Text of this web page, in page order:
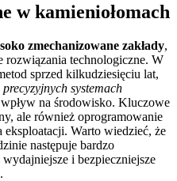
w kamieniołomach
zmechanizowane zakłady,
rozwiązania technologiczne. W
sprzed kilkudziesięciu lat,
precyzyjnych systemach
na środowisko. Kluczowe
ale również oprogramowanie
eksploatacji. Warto wiedzieć, że
następuje bardzo
i bezpieczniejsze